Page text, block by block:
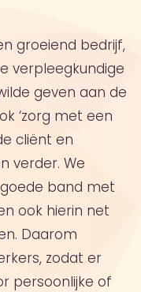
groeiend bedrijf,
verpleegkundige
geven aan de
‘zorg met een
cliënt en
verder. We
band met
ook hierin net
Daarom
zodat er
persoonlijke of